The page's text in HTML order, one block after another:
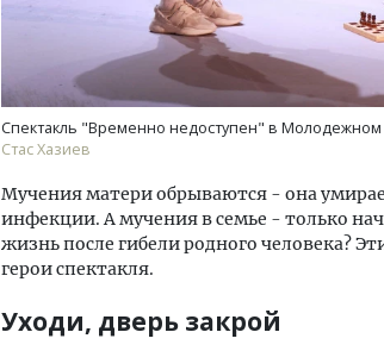
Спектакль "Временно недоступен" в Молодежном
Стас Хазиев
Мучения матери обрываются - она
инфекции. А мучения в семье - только
жизнь после гибели родного человека?
герои спектакля.
Уходи, дверь закрой